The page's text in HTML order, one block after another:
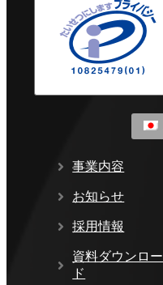
事業内容
お知らせ
採用情報
資料ダウンロー
ド